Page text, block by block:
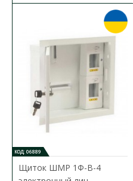
КОД: 06889
Щиток ШМР 1Ф-В-4